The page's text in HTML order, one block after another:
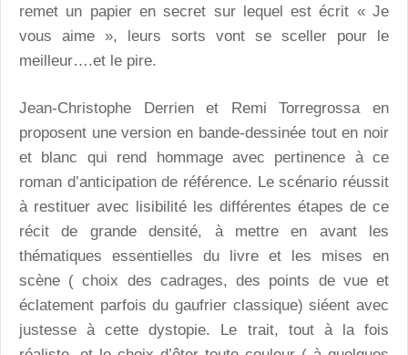
remet un papier en secret sur lequel est écrit « Je
vous aime », leurs sorts vont se sceller pour le
meilleur….et le pire.
Jean-Christophe Derrien et Remi Torregrossa en
proposent une version en bande-dessinée tout en noir
et blanc qui rend hommage avec pertinence à ce
roman d’anticipation de référence. Le scénario réussit
à restituer avec lisibilité les différentes étapes de ce
récit de grande densité, à mettre en avant les
thématiques essentielles du livre et les mises en
scène ( choix des cadrages, des points de vue et
éclatement parfois du gaufrier classique) siéent avec
justesse à cette dystopie. Le trait, tout à la fois